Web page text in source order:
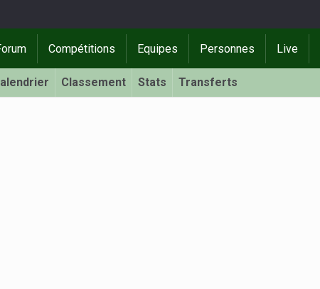
Compétitions Equipes Personnes Live
Classement Stats Transferts